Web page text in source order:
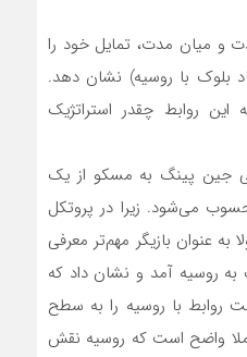
و میان مدت، تمایل خود را
بلوک با روسیه) نشان دهد.
روابط چقدر استراتژیک
جین پینگ به مسکو از یک
می‌شود. زیرا در پروتکل
به عنوان بازیگر مهم‌تر معرفی
روسیه آمد و نشان داد که
روابط با روسیه را به سطح
واضح است که روسیه نقش